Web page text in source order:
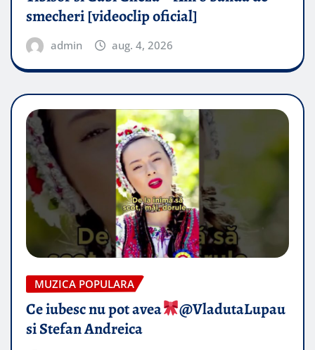
smecheri [videoclip oficial]
admin aug. 4, 2026
MUZICA POPULARA
Ce iubesc nu pot avea
​@VladutaLupau
si Stefan Andreica